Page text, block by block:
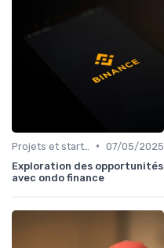
• 07/05/2025
Exploration des opportunités
avec ondo finance